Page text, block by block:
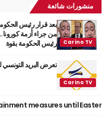
منشورات شائعة
بعد قرار رئيس
من جراء أزمة
رئيس الحكومة بقوة
تعرض البريد
measures until Easter